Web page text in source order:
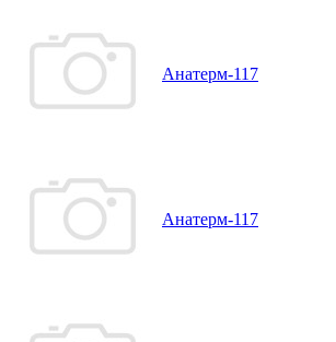
Анатерм-117
Анатерм-117